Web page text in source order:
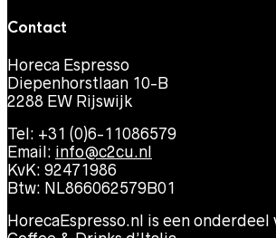
Contact
Horeca Espresso
Diepenhorstlaan 10-B
2288 EW Rijswijk
Tel: +31 (0)6-11086579
Email: info@c2cu.nl
KvK: 92471986
Btw: NL866062579B01
HorecaEspresso.nl is een onderdeel